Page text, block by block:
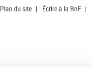
Plan du site | Écrire à la BnF |